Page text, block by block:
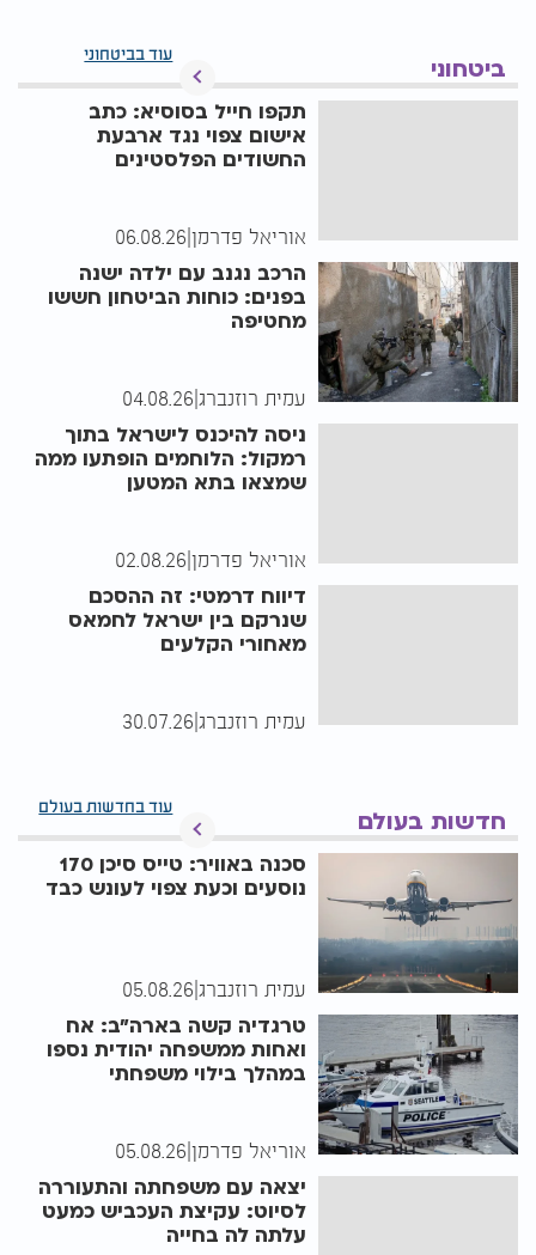
ביטחוני
עוד בביטחוני
תקפו חייל בסוסיא: כתב
אישום צפוי נגד ארבעת
החשודים הפלסטינים
אוריאל פדרמן|
06.08.26
הרכב נגנב עם ילדה ישנה
בפנים: כוחות הביטחון חששו
מחטיפה
עמית רוזנברג|
04.08.26
ניסה להיכנס לישראל בתוך
רמקול: הלוחמים הופתעו ממה
שמצאו בתא המטען
אוריאל פדרמן 02.08.26
דיווח דרמטי: זה ההסכם
שנרקם בין ישראל לחמאס
מאחורי הקלעים
עמית רוזנברג 30.07.26
חדשות בעולם
עוד בחדשות בעולם
סכנה באוויר: טייס סיכן 170
נוסעים וכעת צפוי לעונש כבד
עמית רוזנברג 05.08.26
טרגדיה קשה בארה"ב: אח
ואחות ממשפחה יהודית נספו
במהלך בילוי משפחתי
אוריאל פדרמן 05.08.26
יצאה עם משפחתה והתעוררה
לסיוט: עקיצת העכביש כמעט
עלתה לה בחייה